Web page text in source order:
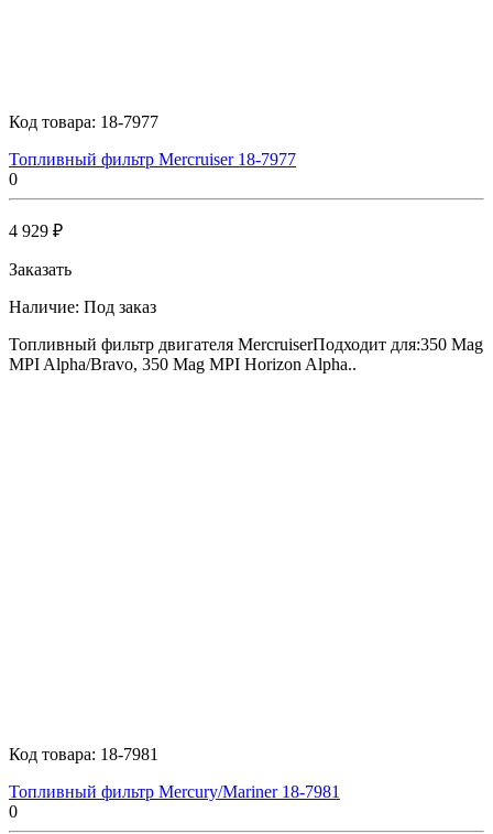
Код товара: 18-7977
Топливный фильтр Mercruiser 18-7977
0
4 929 ₽
Заказать
Наличие: Под заказ
Топливный фильтр двигателя MercruiserПодходит для:350 Mag
MPI Alpha/Bravo, 350 Mag MPI Horizon Alpha..
Код товара: 18-7981
Топливный фильтр Mercury/Mariner 18-7981
0